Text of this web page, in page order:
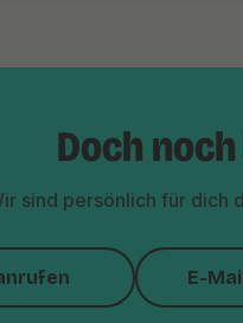
Doch
sind persönlich für dich
E-